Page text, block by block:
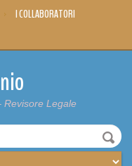
I COLLABORATORI
Revisore Legale